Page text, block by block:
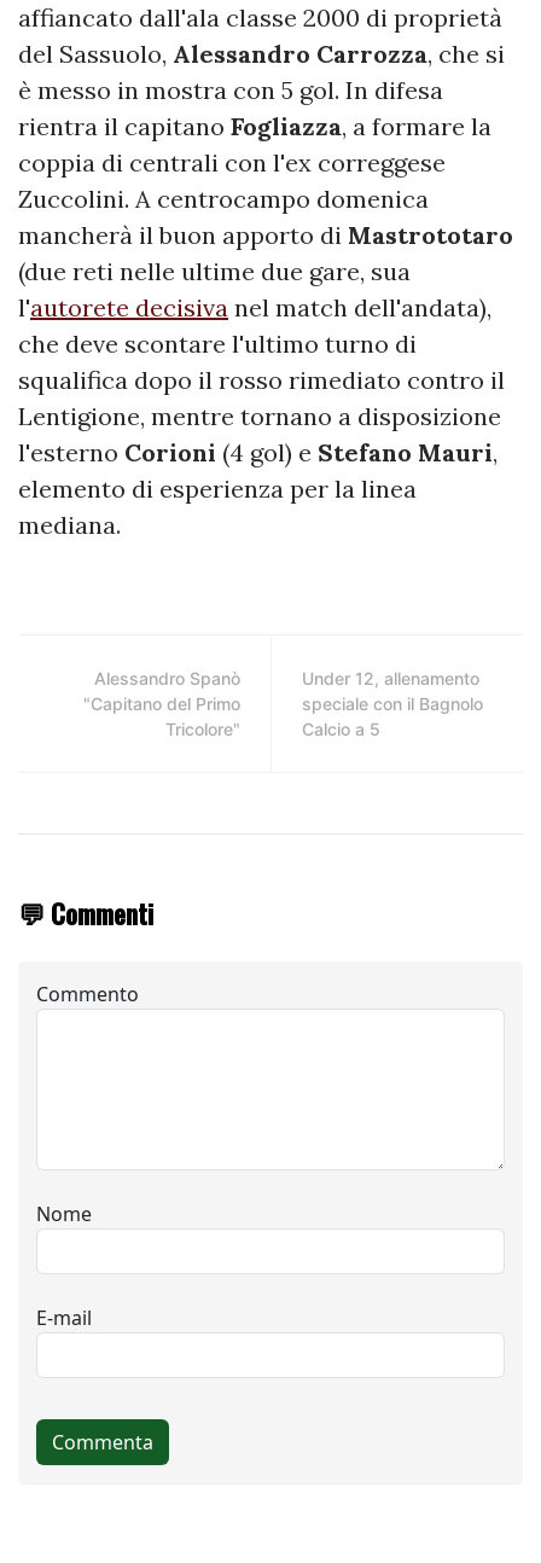
affiancato dall'ala classe 2000 di proprietà
del Sassuolo, Alessandro Carrozza, che si
è messo in mostra con 5 gol. In difesa
rientra il capitano Fogliazza, a formare la
coppia di centrali con l'ex correggese
Zuccolini. A centrocampo domenica
mancherà il buon apporto di Mastrototaro
(due reti nelle ultime due gare, sua
l'autorete decisiva nel match dell'andata),
che deve scontare l'ultimo turno di
squalifica dopo il rosso rimediato contro il
Lentigione, mentre tornano a disposizione
l'esterno Corioni (4 gol) e Stefano Mauri,
elemento di esperienza per la linea
mediana.
Alessandro Spanò
"Capitano del Primo
Tricolore"
Under 12, allenamento
speciale con il Bagnolo
Calcio a 5
💬 Commenti